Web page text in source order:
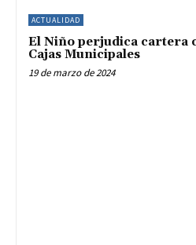
ACTUALIDAD
El Niño perjudica cartera
Cajas Municipales
19 de marzo de 2024